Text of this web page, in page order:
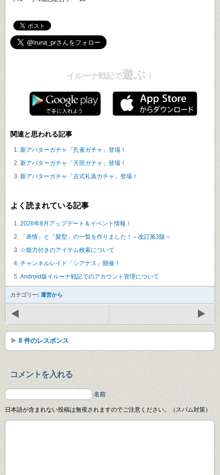
イルーナ戦記で遊ぶ
関連と思われる記事
新アバターガチャ「孔雀ガチャ」登場！
新アバターガチャ「天照ガチャ」登場！
新アバターガチャ「古式礼装ガチャ」登場！
よく読まれている記事
2026年8月アップデート＆イベント情報！
「表情」と「髪型」の一覧を作りました！～改訂第3版～
☆能力付きのアイテム検索について
チャンネルレイド「シアナス」開催！
Android版イルーナ戦記でのアカウント管理について
カテゴリー: 運営から
8 件のレスポンス
コメントを入れる
名前
日本語が含まれない投稿は無視されますのでご注意ください。（スパム対策）